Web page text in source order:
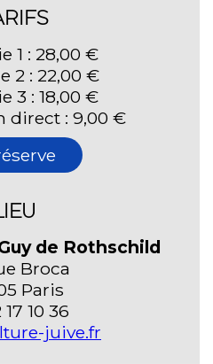
1 : 28,00 €
2 : 22,00 €
3 : 18,00 €
direct : 9,00 €
de Rothschild
Broca
Paris
17 10 36
juive.fr